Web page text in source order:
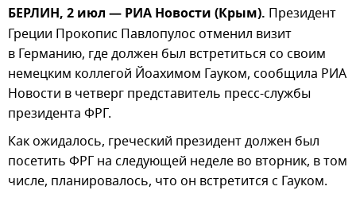
БЕРЛИН, 2 июл — РИА Новости (Крым). Президент
Греции Прокопис Павлопулос отменил визит
в Германию, где должен был встретиться со своим
немецким коллегой Йоахимом Гауком, сообщила РИА
Новости в четверг представитель пресс-службы
президента ФРГ.
Как ожидалось, греческий президент должен был
посетить ФРГ на следующей неделе во вторник, в том
числе, планировалось, что он встретится с Гауком.